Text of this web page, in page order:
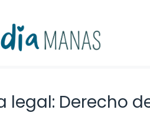
legal: Derecho